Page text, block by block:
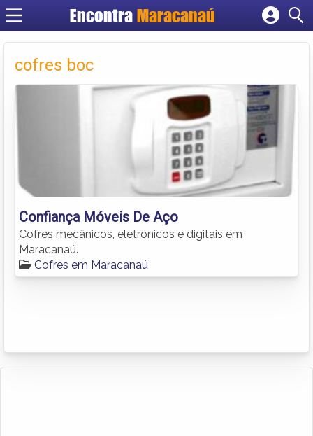
Encontra Maracanaú
Cadastrar empresa
cofres boc
Confiança Móveis De Aço
Cofres mecânicos, eletrônicos e digitais em
Maracanaú.
Cofres em Maracanaú